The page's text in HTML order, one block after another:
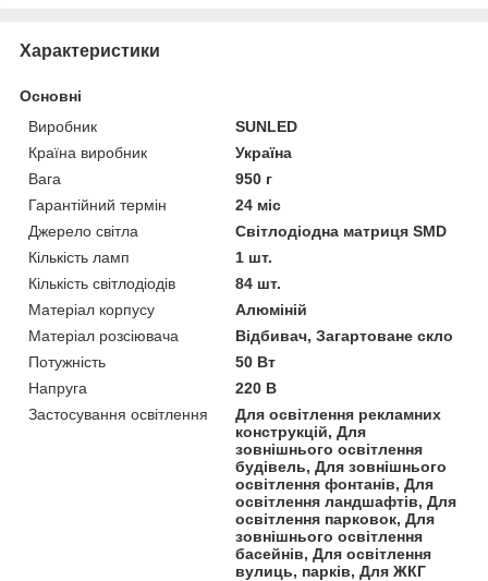
Характеристики
Основні
Виробник
SUNLED
Країна виробник
Україна
Вага
950 г
Гарантійний термін
24 міс
Джерело світла
Світлодіодна матриця SMD
Кількість ламп
1 шт.
Кількість світлодіодів
84 шт.
Матеріал корпусу
Алюміній
Матеріал розсіювача
Відбивач, Загартоване скло
Потужність
50 Вт
Напруга
220 В
Застосування освітлення
Для освітлення рекламних
конструкцій, Для
зовнішнього освітлення
будівель, Для зовнішнього
освітлення фонтанів, Для
освітлення ландшафтів, Для
освітлення парковок, Для
зовнішнього освітлення
басейнів, Для освітлення
вулиць, парків, Для ЖКГ